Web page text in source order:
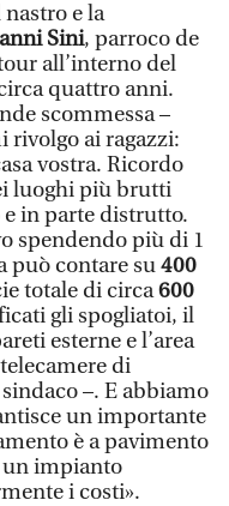
e la
Sini, parroco de
all’interno del
quattro anni.
scommessa –
rivolgo ai ragazzi:
vostra. Ricordo
luoghi più brutti
in parte distrutto.
spendendo più di 1
può contare su400
totale di circa600
gli spogliatoi, il
esterne e l’area
di
–. E abbiamo
un importante
è a pavimento
un impianto
i costi».